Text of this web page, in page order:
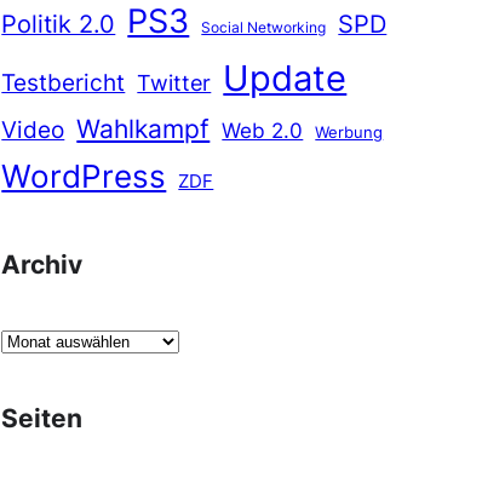
Politik 2.0 PS3 Social Networking
SPD
Testbericht Twitter Update
Video Wahlkampf Web 2.0 Werbung
WordPress ZDF
Archiv
A
h
Seiten